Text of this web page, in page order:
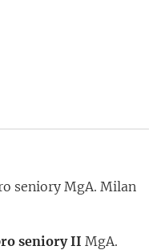
seniory MgA. Milan
seniory II MgA.